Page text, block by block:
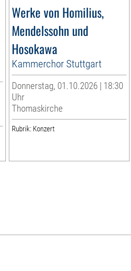
Werke von Homilius,
Mendelssohn und
Hosokawa
Kammerchor Stuttgart
Donnerstag, 01.10.2026 | 18:30
Uhr
Thomaskirche
Rubrik: Konzert